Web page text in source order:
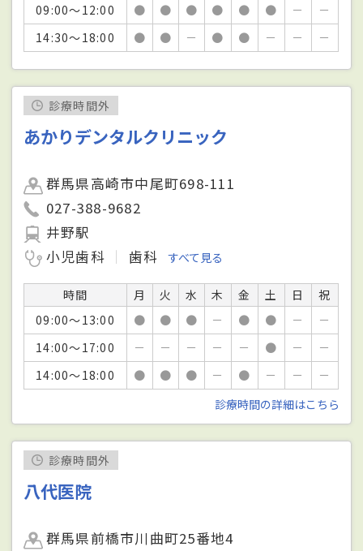
09:00～12:00
● ● ● ● ● ● －
－
14:30～18:00
● ● － ● ● － － －
診療時間外
あかりデンタルクリニック
群馬県高崎市中尾町698-111
027-388-9682
井野駅
小児歯科
歯科 すべて見る
時間 月 火 水 木 金 土 日
祝
09:00～13:00
● ● ● － ● ● －
－
14:00～17:00
－ － － － － ● －
－
14:00～18:00
● ● ● － ● － －
－
診療時間の詳細はこちら
診療時間外
八代医院
群馬県前橋市川曲町25番地4